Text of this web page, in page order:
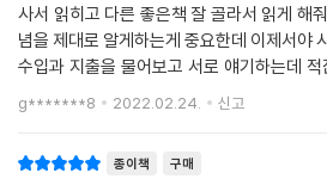
사서 읽히고 다른 좋은책 잘 골라서 읽게 해
념을 제대로 알게하는게 중요한데 이제서야
수입과 지출을 물어보고 서로 얘기하는데
께 떠나는 부자여행 잘샀어요 확실히요다음
다!!!
g*******8 2022.02.24. 신고
종이책 구매